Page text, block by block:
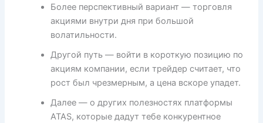
Более перспективный вариант — торговля
акциями внутри дня при большой
волатильности.
Другой путь — войти в короткую позицию по
акциям компании, если трейдер считает, что
рост был чрезмерным, а цена вскоре упадет.
Далее — о других полезностях платформы
ATAS, которые дадут тебе конкурентное